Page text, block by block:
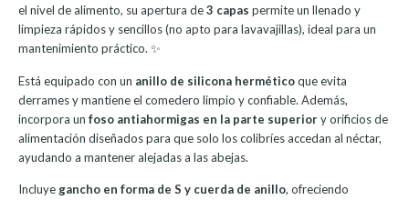
el nivel de alimento, su apertura de3 capas permite un llenado y
limpieza rápidos y sencillos (no apto para lavavajillas), ideal para un
mantenimiento práctico. ✨
Está equipado con un anillo de silicona herméticoque evita
derrames y mantiene el comedero limpio y confiable. Además,
incorpora un foso antiahormigas en la parte superiory orificios de
alimentación diseñados para que solo los colibríes accedan al néctar,
ayudando a mantener alejadas a las abejas.
Incluyegancho en forma de S y cuerda de anillo, ofreciendo